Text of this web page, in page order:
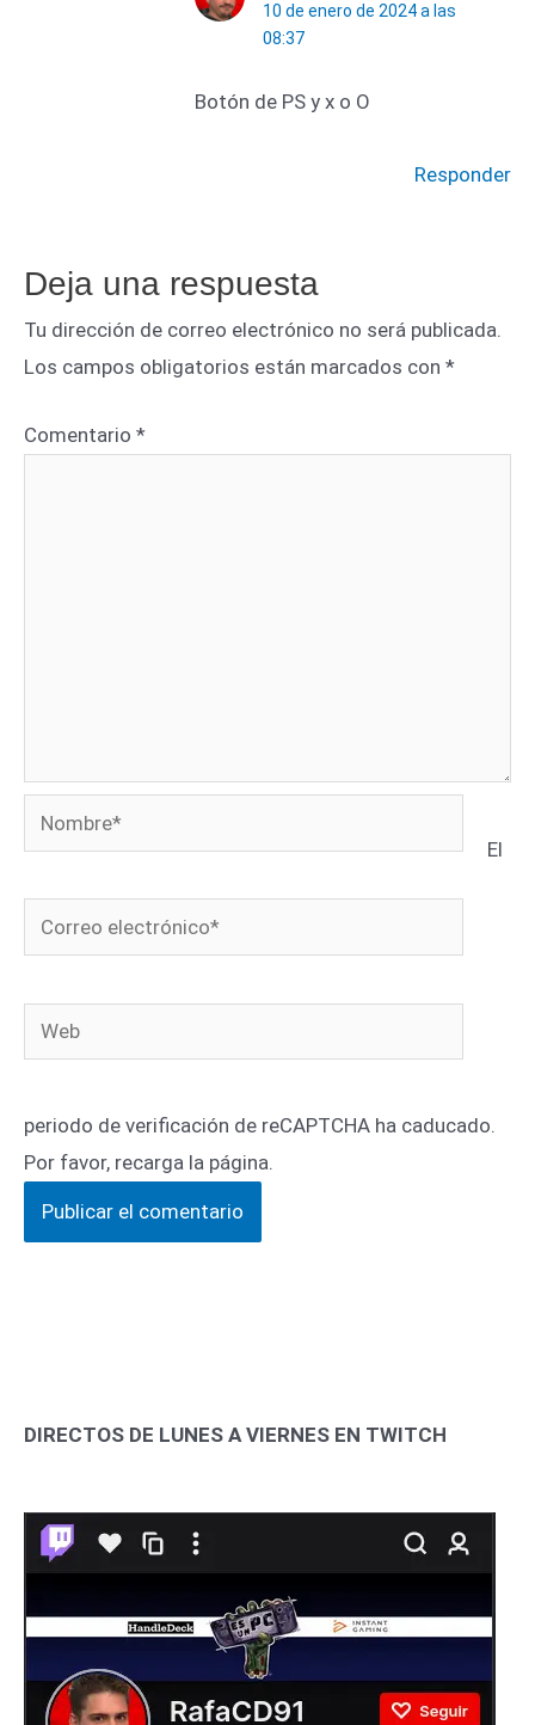
10 de enero de 2024 a las
08:37
Botón de PS y x o O
Responder
Deja una respuesta
Tu dirección de correo electrónico no será publicada.
Los campos obligatorios están marcados con *
Comentario *
Nombre*
Correo
electrónico*
Web
El
periodo de verificación de reCAPTCHA ha caducado.
Por favor, recarga la página.
DIRECTOS DE LUNES A VIERNES EN TWITCH